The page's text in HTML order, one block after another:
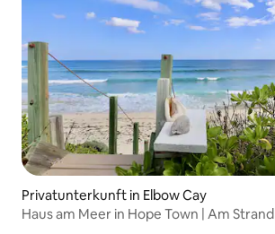
Privatunterkunft in Elbow Cay
Haus am Meer in Hope Town | Am Strand